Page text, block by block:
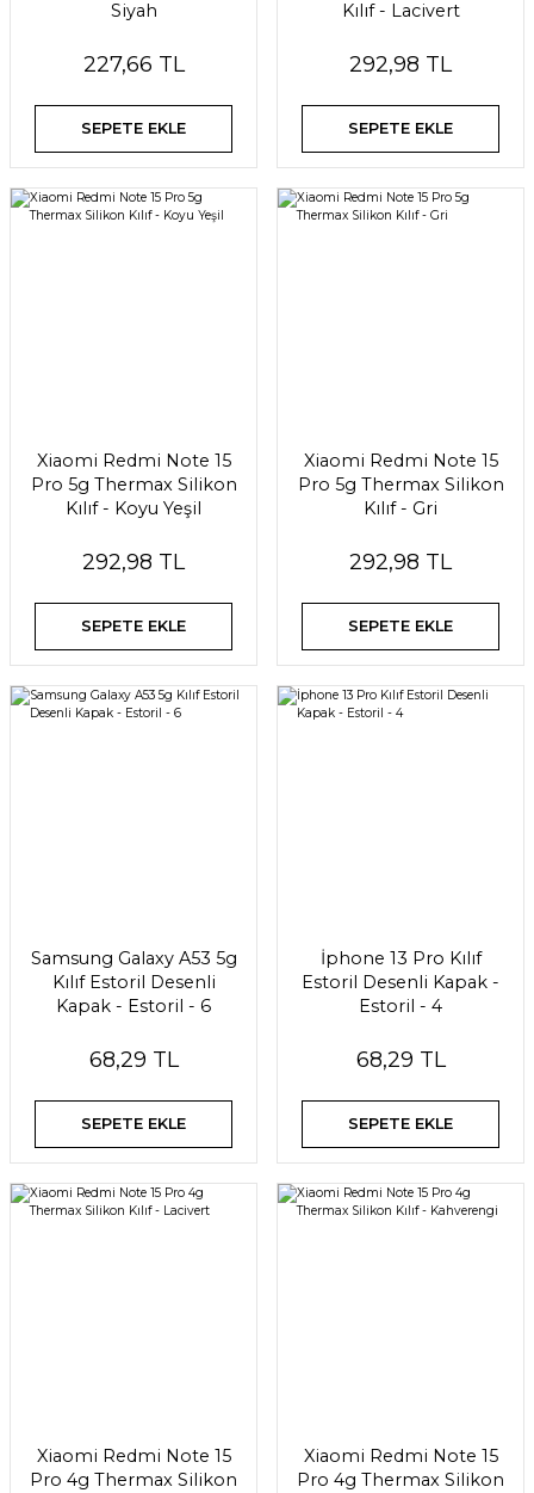
Siyah
227,66 TL
SEPETE EKLE
Kılıf - Lacivert
292,98 TL
SEPETE EKLE
Xiaomi Redmi Note 15
Pro 5g Thermax Silikon
Kılıf - Koyu Yeşil
292,98 TL
SEPETE EKLE
Xiaomi Redmi Note 15
Pro 5g Thermax Silikon
Kılıf - Gri
292,98 TL
SEPETE EKLE
Samsung Galaxy A53 5g
Kılıf Estoril Desenli
Kapak - Estoril - 6
68,29 TL
SEPETE EKLE
İphone 13 Pro Kılıf
Estoril Desenli Kapak -
Estoril - 4
68,29 TL
SEPETE EKLE
Xiaomi Redmi Note 15
Pro 4g Thermax Silikon
Xiaomi Redmi Note 15
Pro 4g Thermax Silikon